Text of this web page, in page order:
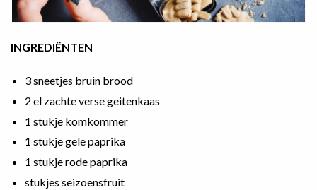
INGREDIËNTEN
3 sneetjes bruin brood
2 el zachte verse geitenkaas
1 stukje komkommer
1 stukje gele paprika
1 stukje rode paprika
stukjes seizoensfruit